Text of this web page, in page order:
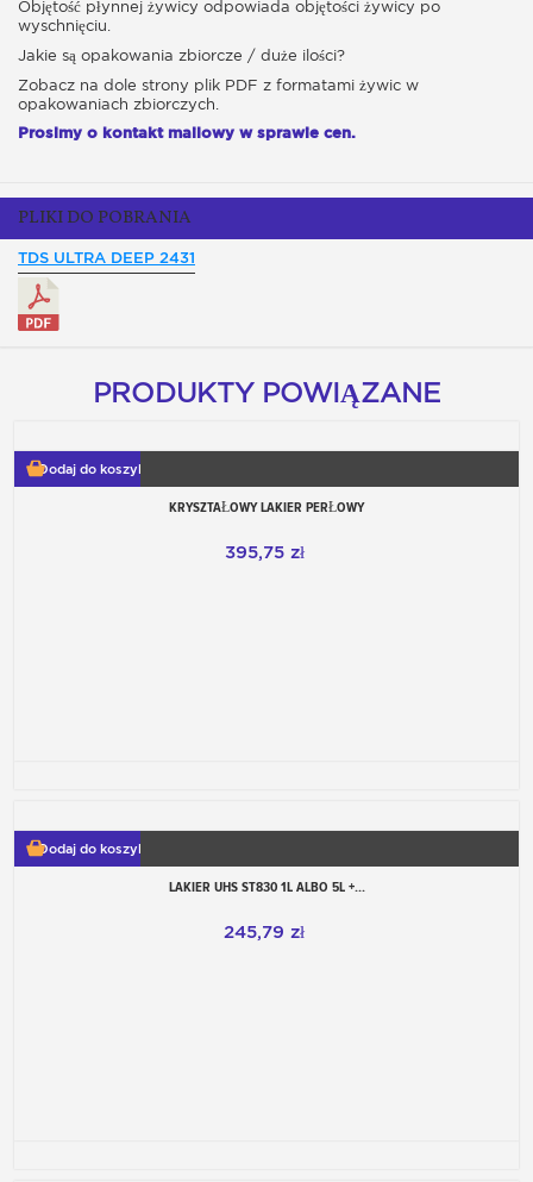
Objętość płynnej żywicy odpowiada objętości żywicy po
wyschnięciu.
Jakie są opakowania zbiorcze / duże ilości?
Zobacz na dole strony plik PDF z formatami żywic w
opakowaniach zbiorczych.
Prosimy o kontakt mailowy w sprawie cen.
PLIKI DO POBRANIA
TDS ULTRA DEEP 2431
PRODUKTY POWIĄZANE
Dodaj do koszyka
KRYSZTAŁOWY LAKIER PERŁOWY
395,75 zł
Dodaj do koszyka
LAKIER UHS ST830 1L ALBO 5L +...
245,79 zł